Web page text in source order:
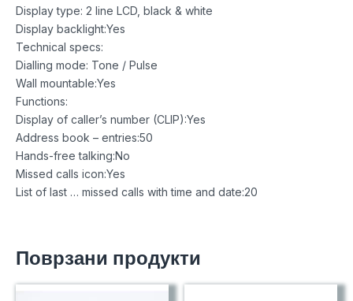
Display type: 2 line LCD, black & white
Display backlight:Yes
Technical specs:
Dialling mode: Tone / Pulse
Wall mountable:Yes
Functions:
Display of caller’s number (CLIP):Yes
Address book – entries:50
Hands-free talking:No
Missed calls icon:Yes
List of last … missed calls with time and date:20
Поврзани продукти